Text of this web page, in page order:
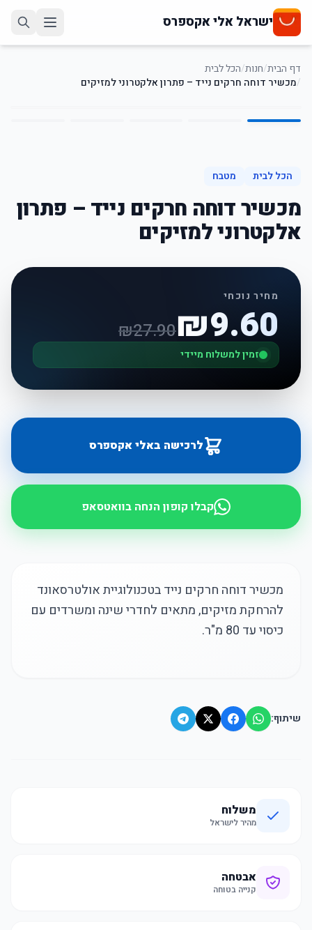
ישראל אלי אקספרס
דף הבית/חנות/הכל לבית
/מכשיר דוחה חרקים נייד – פתרון אלקטרוני למזיקים
1
/
5
הכל לבית מטבח
מכשיר דוחה חרקים נייד – פתרון
אלקטרוני למזיקים
מחיר נוכחי
₪9.60
₪27.90
זמין למשלוח מיידי
לרכישה באלי אקספרס
קבלו קופון הנחה בוואטסאפ
מכשיר דוחה חרקים נייד בטכנולוגיית אולטרסאונד
להרחקת מזיקים, מתאים לחדרי שינה ומשרדים עם
כיסוי עד 80 מ"ר.
שיתוף:
משלוח
מהיר לישראל
אבטחה
קנייה בטוחה